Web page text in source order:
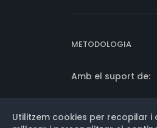
METODOLOGIA
Amb el suport de:
Versió:
Utilitzem cookies per recopilar